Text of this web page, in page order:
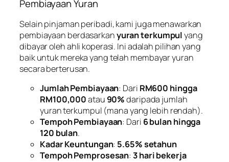
Pembiayaan Yuran
Selain pinjaman peribadi, kami juga menawarkan
pembiayaan berdasarkanyuran terkumpulyang
dibayar oleh ahli koperasi. Ini adalah pilihan yang
baik untuk mereka yang telah membayar yuran
secara berterusan.
Jumlah Pembiayaan: Dari RM600 hingga
RM100,000atau 90%daripada jumlah
yuran terkumpul (mana yang lebih rendah).
Tempoh Pembiayaan: Dari 6 bulan hingga
120 bulan.
Kadar Keuntungan: 5.65% setahun
Tempoh Pemprosesan:3 hari bekerja